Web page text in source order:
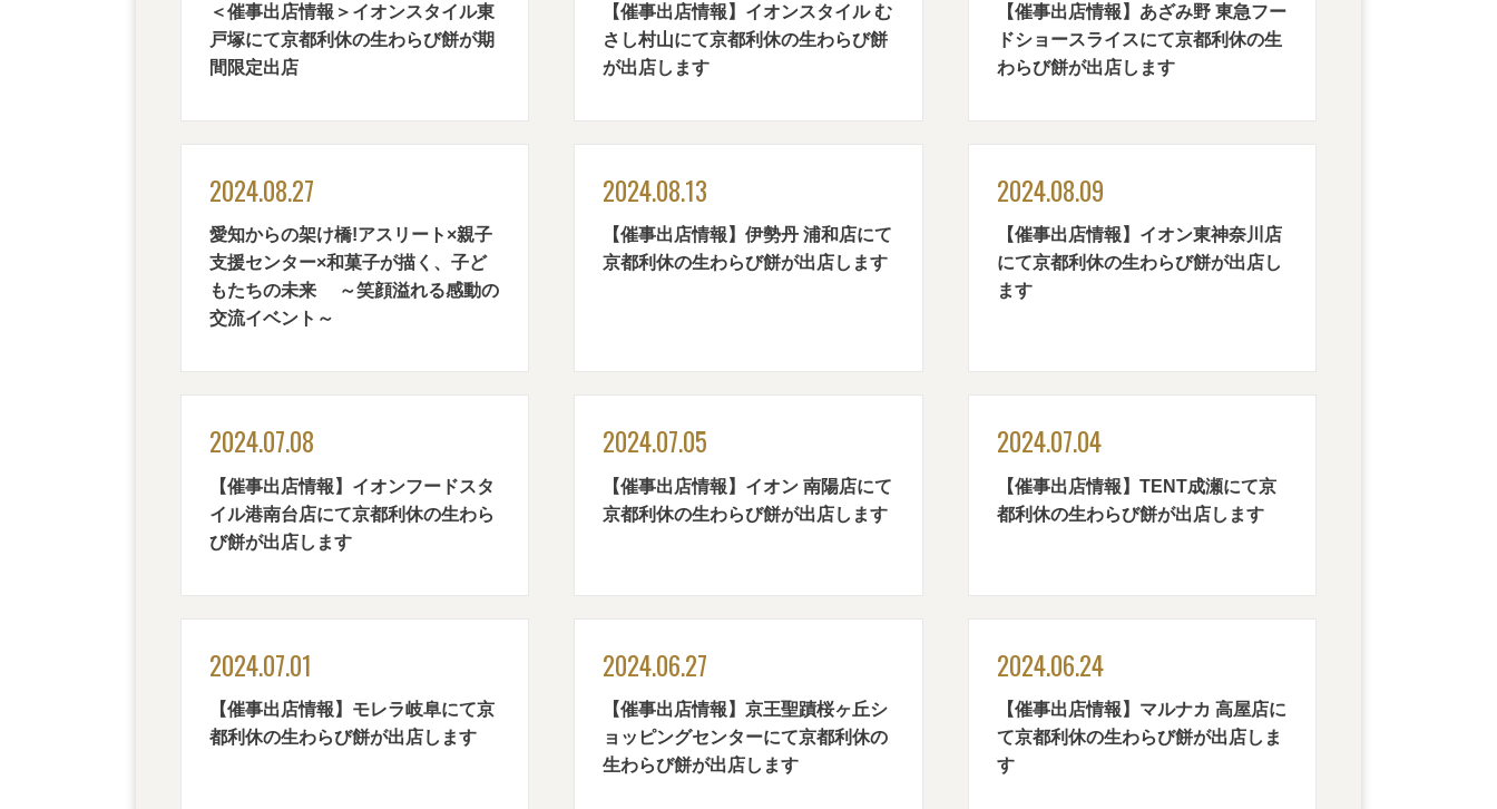
＜催事出店情報＞イオンスタイル東
戸塚にて京都利休の生わらび餅が期
間限定出店
【催事出店情報】イオンスタイル む
さし村山にて京都利休の生わらび餅
が出店します
【催事出店情報】あざみ野 東急フー
ドショースライスにて京都利休の生
わらび餅が出店します
2024.08.27
愛知からの架け橋!アスリート×親子
支援センター×和菓子が描く、子ど
もたちの未来
～笑顔溢れる感動の
交流イベント～
2024.08.13
【催事出店情報】伊勢丹 浦和店にて
京都利休の生わらび餅が出店します
2024.08.09
【催事出店情報】イオン東神奈川店
にて京都利休の生わらび餅が出店し
ます
2024.07.08
【催事出店情報】イオンフードスタ
イル港南台店にて京都利休の生わら
び餅が出店します
2024.07.05
【催事出店情報】イオン 南陽店にて
京都利休の生わらび餅が出店します
2024.07.04
【催事出店情報】TENT成瀬にて京
都利休の生わらび餅が出店します
2024.07.01
【催事出店情報】モレラ岐阜にて京
都利休の生わらび餅が出店します
2024.06.27
【催事出店情報】京王聖蹟桜ヶ丘シ
ョッピングセンターにて京都利休の
生わらび餅が出店します
2024.06.24
【催事出店情報】マルナカ 高屋店に
て京都利休の生わらび餅が出店しま
す